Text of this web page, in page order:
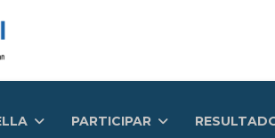
PARTICIPAR